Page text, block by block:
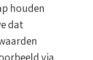
houden
dat
via